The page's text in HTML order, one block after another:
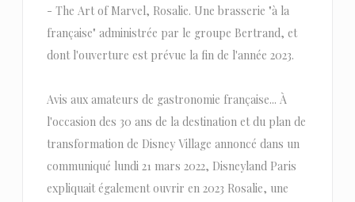
- The Art of Marvel, Rosalie. Une brasserie "à la
française" administrée par le groupe Bertrand, et
dont l'ouverture est prévue la fin de l'année 2023.
Avis aux amateurs de gastronomie française... À
l'occasion des 30 ans de la destination et du plan de
transformation de Disney Village annoncé dans un
communiqué lundi 21 mars 2022, Disneyland Paris
expliquait également ouvrir en 2023 Rosalie, une